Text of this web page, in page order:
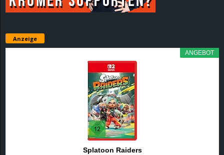
Anzeige
ANGEBOT
Splatoon Raiders